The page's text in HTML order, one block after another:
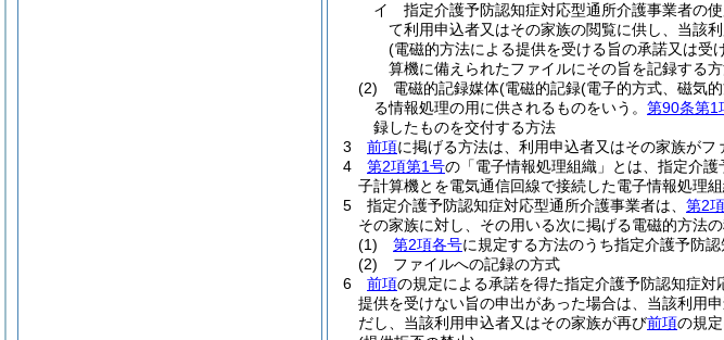
イ
指定介護予防認知症対応型通所介護事業者の
て利用申込者又はその家族の閲覧に供し、当該
(電磁的方法による提供を受ける旨の承諾又は受
算機に備えられたファイルにその旨を記録する
(2)
電磁的記録媒体(電磁的記録(電子的方式、磁気
る情報処理の用に供されるものをいう。 第90条第1
録したものを交付する方法
3
前項に掲げる方法は、利用申込者又はその家族が
4
第2項第1号の「電子情報処理組織」とは、指定介
子計算機とを電気通信回線で接続した電子情報処理組
5
指定介護予防認知症対応型通所介護事業者は、 第2項
その家族に対し、その用いる次に掲げる電磁的方法
(1)
第2項各号に規定する方法のうち指定介護予防
(2)
ファイルへの記録の方式
6
前項の規定による承諾を得た指定介護予防認知症
提供を受けない旨の申出があった場合は、当該利用
だし、当該利用申込者又はその家族が再び前項の規